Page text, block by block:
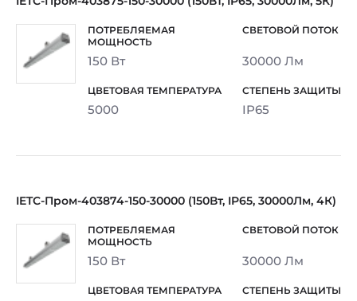
150 Вт 30000 Лм
5000 IP65
IETC-Пром-403874-150-30000 (150Вт, IP65, 30000Лм, 4К)
150 Вт 30000 Лм